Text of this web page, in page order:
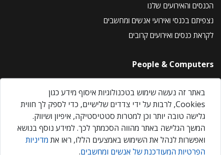
הכנסים והאירועים שלנו
נצפיתם בכנסי ואירועי אנשים ומחשבים
לקראת כנסים ואירועים קרובים
People & Computers
About Us
Privacy Policy
Contact Us
Our Events
באתר זה נעשה שימוש בטכנולוגיות איסוף מידע כגון
Cookies, לרבות על ידי צדדים שלישיים, כדי לספק לך חווית
גלישה טובה יותר וכן למטרות סטטיסטיקה, איפיון ושיווק.
המשך הגלישה באתר מהווה הסכמתך לכך. למידע נוסף בנושא
ואפשרות לנהל את השימוש באמצעים הללו, ראו את מדיניות
הפרטיות המעודכנת של אנשים ומחשבים.